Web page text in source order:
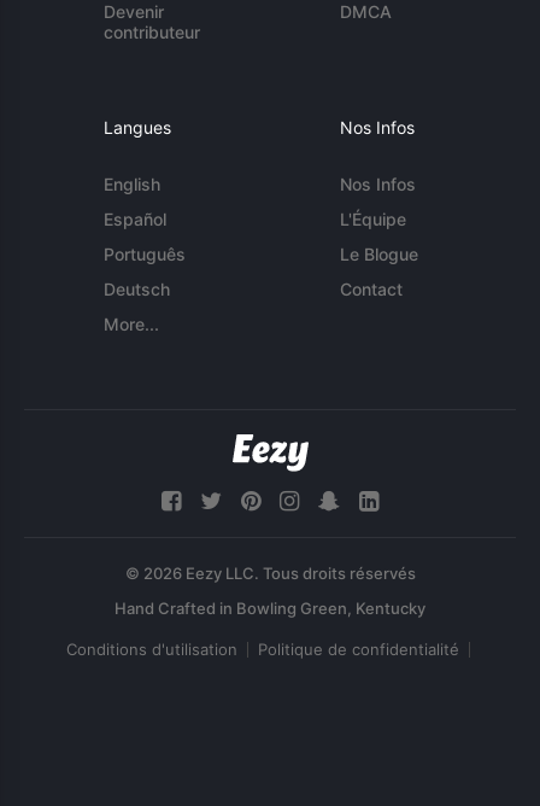
Devenir
contributeur
DMCA
Langues
English
Español
Português
Deutsch
More...
Nos Infos
Nos Infos
L'Équipe
Le Blogue
Contact
© 2026 Eezy LLC. Tous droits réservés
Conditions d'utilisation Politique de confidentialité